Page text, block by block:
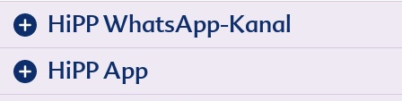
HiPP WhatsApp-Kanal
HiPP App